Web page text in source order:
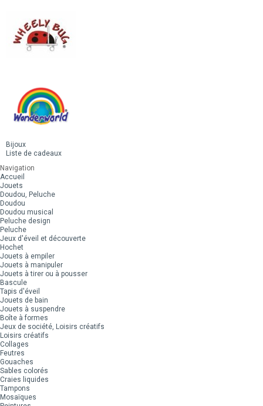
Bijoux
Liste de cadeaux
Navigation
Accueil
Jouets
Doudou, Peluche
Doudou
Doudou musical
Peluche design
Peluche
Jeux d'éveil et découverte
Hochet
Jouets à empiler
Jouets à manipuler
Jouets à tirer ou à pousser
Bascule
Tapis d'éveil
Jouets de bain
Jouets à suspendre
Boîte à formes
Jeux de société, Loisirs créatifs
Loisirs créatifs
Collages
Feutres
Gouaches
Sables colorés
Craies liquides
Tampons
Mosaïques